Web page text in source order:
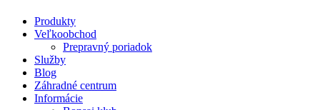
Produkty
Veľkoobchod
Prepravný poriadok
Služby
Blog
Záhradné centrum
Informácie